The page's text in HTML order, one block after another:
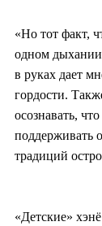
«Но тот факт,
одном
в руках дает
гордости.
осознавать,
поддерживать
традиций
«Детские»